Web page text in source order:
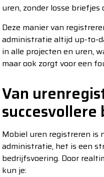
uren, zonder losse
Deze manier van
administratie altijd up-to-
in alle projecten en uren,
maar ook zorgt voor een
Van
Mobiel uren registreren is
administratie, het is een
bedrijfsvoering. Door
kun je: